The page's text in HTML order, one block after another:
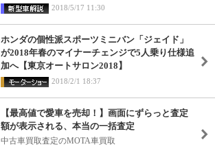
2018/5/17 11:30
ホンダの個性派スポーツミニバン「ジェイド」
が2018年春のマイナーチェンジで5人乗り仕様追
加へ【東京オートサロン2018】
2018/2/1 18:37
【最高値で愛車を売却！】画面にずらっと査定
額が表示される、本当の一括査定
中古車買取査定のMOTA車買取